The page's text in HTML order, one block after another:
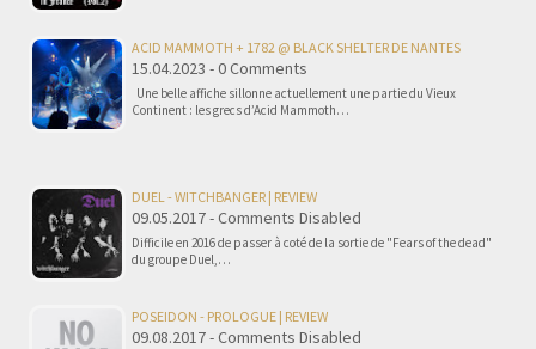
ACID MAMMOTH + 1782 @ BLACK SHELTER DE NANTES
15.04.2023 - 0 Comments
Une belle affiche sillonne actuellement une partie du Vieux
Continent : les grecs d’Acid Mammoth…
DUEL - WITCHBANGER | REVIEW
09.05.2017 - Comments Disabled
Difficile en 2016 de passer à coté de la sortie de "Fears of the dead"
du groupe Duel,…
POSEIDON - PROLOGUE | REVIEW
09.08.2017 - Comments Disabled